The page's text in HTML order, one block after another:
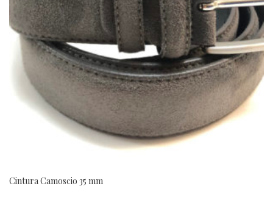
Cintura Camoscio 35 mm